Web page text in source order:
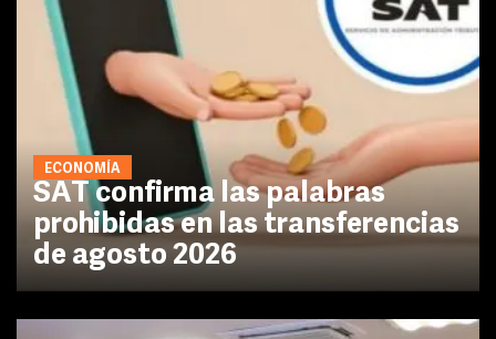
ECONOMÍA
SAT confirma las palabras
prohibidas en las transferencias
de agosto 2026